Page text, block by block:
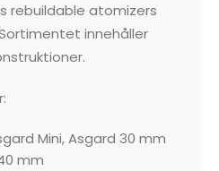
rebuildable atomizers
innehåller
Mini, Asgard 30 mm
mm